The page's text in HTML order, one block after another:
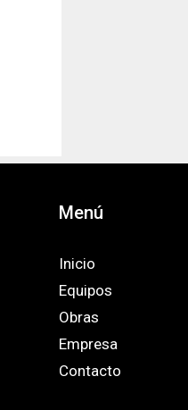
Menú
Inicio
Equipos
Obras
Empresa
Contacto